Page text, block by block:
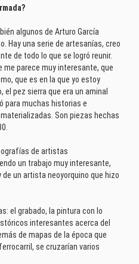
algunos de Arturo García
Hay una serie de artesanías, creo
de todo lo que se logró reunir.
me parece muy interesante, que
que es en la que yo estoy
pez sierra que era un aminal
para muchas historias e
Son piezas hechas
de artistas
un trabajo muy interesante,
de un artista neoyorquino que hizo
el grabado, la pintura con lo
interesantes acerca del
de mapas de la época que
se cruzarían varios